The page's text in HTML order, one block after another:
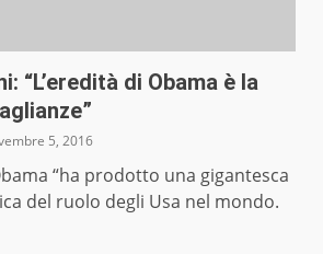
“L’eredità di Obama è la
5, 2016
“ha prodotto una gigantesca
del ruolo degli Usa nel mondo.